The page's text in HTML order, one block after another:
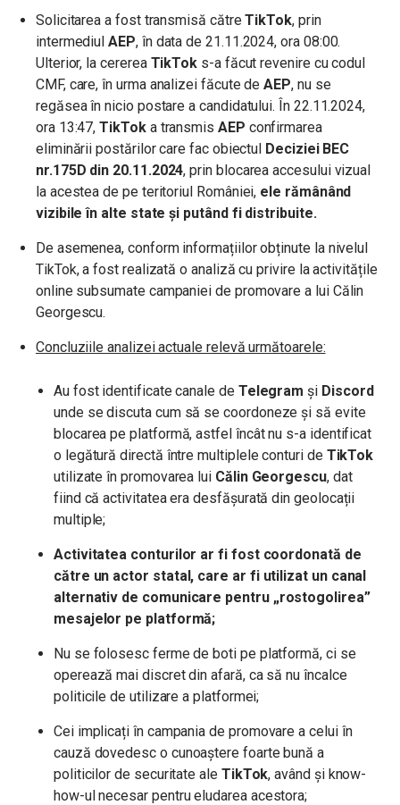
Solicitarea a fost transmisă cătreTikTok, prin
intermediulAEP, în data de 21.11.2024, ora 08:00.
Ulterior, la cererea TikTok s-a făcut revenire cu codul
CMF, care, în urma analizei făcute deAEP, nu se
regăsea în nicio postare a candidatului. În 22.11.2024,
ora 13:47,TikToka transmis AEP confirmarea
eliminării postărilor care fac obiectul Deciziei BEC
nr.175D din 20.11.2024, prin blocarea accesului vizual
la acestea de pe teritoriul României, ele rămânând
vizibile în alte state și putând fi distribuite.
De asemenea, conform informațiilor obținute la nivelul
TikTok, a fost realizată o analiză cu privire la activitățile
online subsumate campaniei de promovare a lui Călin
Georgescu.
Concluziile analizei actuale relevă următoarele:
Au fost identificate canale de Telegram și Discord
unde se discuta cum să se coordoneze și să evite
blocarea pe platformă, astfel încât nu s-a identificat
o legătură directă între multiplele conturi de TikTok
utilizate în promovarea lui Călin Georgescu, dat
fiind că activitatea era desfășurată din geolocații
multiple;
Activitatea conturilor ar fi fost coordonată de
către un actor statal, care ar fi utilizat un canal
alternativ de comunicare pentru „rostogolirea”
mesajelor pe platformă;
Nu se folosesc ferme de boti pe platformă, ci se
operează mai discret din afară, ca să nu încalce
politicile de utilizare a platformei;
Cei implicați în campania de promovare a celui în
cauză dovedesc o cunoaștere foarte bună a
politicilor de securitate ale TikTok, având și know-
how-ul necesar pentru eludarea acestora;